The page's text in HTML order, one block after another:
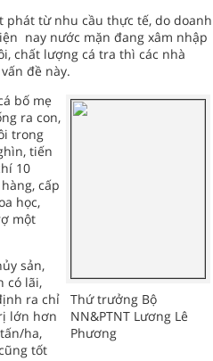
phát từ nhu cầu thực tế, do doanh
nay nước mặn đang xâm nhập
chất lượng cá tra thì các nhà
đề này.
Thứ trưởng Bộ
NN&PTNT Lương Lê
Phương
bố mẹ
ra con,
trong
tiến
10
cấp
học,
một
sản,
có lãi,
ra chỉ
lớn hơn
ha,
tốt